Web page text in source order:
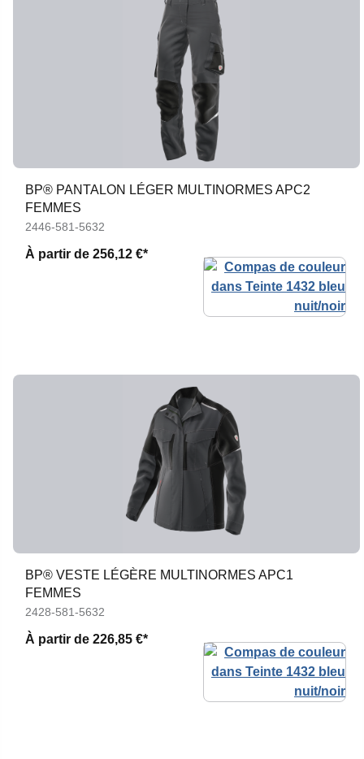
BP® PANTALON LÉGER MULTINORMES APC2
FEMMES
2446-581-5632
À partir de 256,12 €*
BP® VESTE LÉGÈRE MULTINORMES APC1
FEMMES
2428-581-5632
À partir de 226,85 €*